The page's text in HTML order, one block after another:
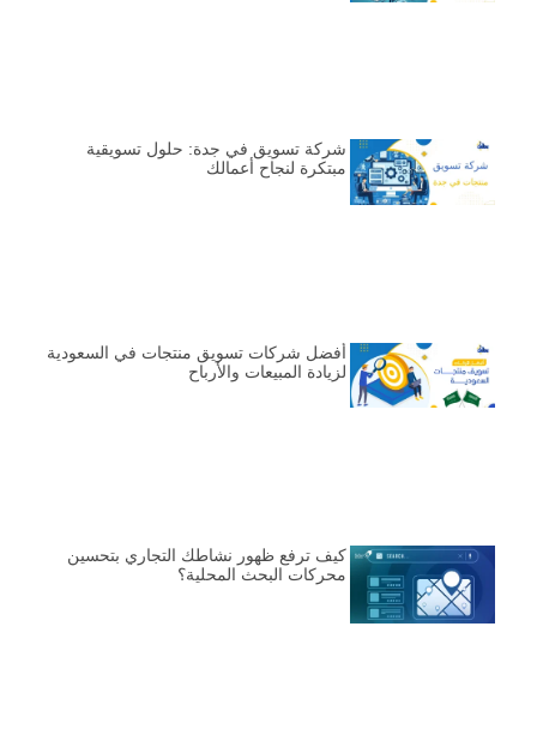
شركة تسويق في جدة: حلول تسويقية
مبتكرة لنجاح أعمالك
أفضل شركات تسويق منتجات في السعودية
لزيادة المبيعات والأرباح
كيف ترفع ظهور نشاطك التجاري بتحسين
محركات البحث المحلية؟